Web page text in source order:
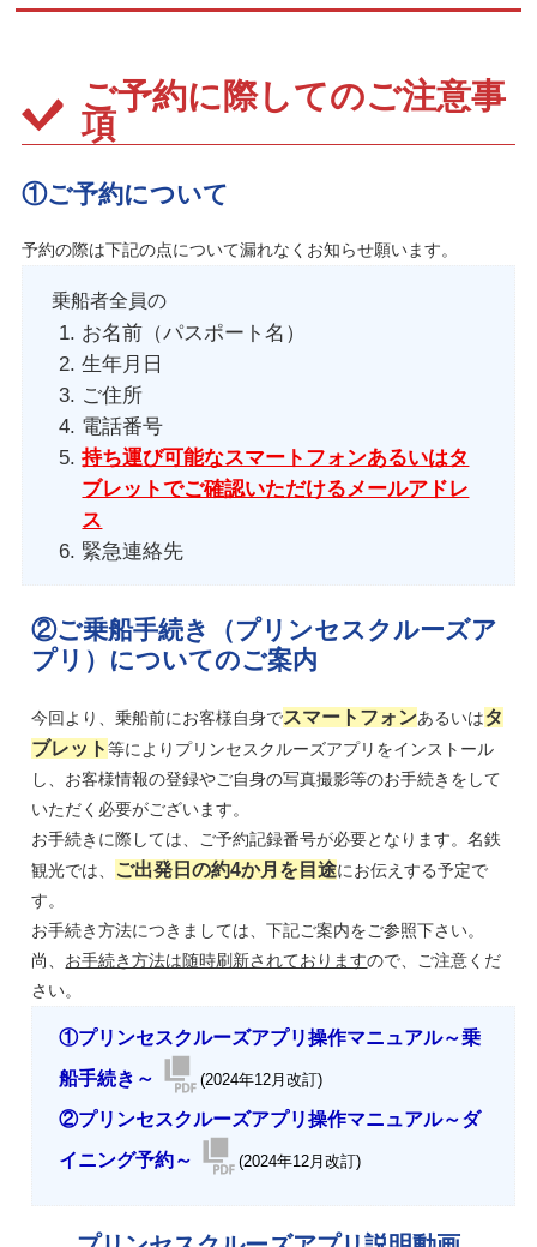
ご予約に際してのご注意事
項
①ご予約について
予約の際は下記の点について漏れなくお知らせ願います。
乗船者全員の
お名前（パスポート名）
生年月日
ご住所
電話番号
持ち運び可能なスマートフォンあるいはタ
ブレットでご確認いただけるメールアドレ
ス
緊急連絡先
②ご乗船手続き（プリンセスクルーズア
プリ）についてのご案内
今回より、乗船前にお客様自身でスマートフォンあるいはタ
ブレット等によりプリンセスクルーズアプリをインストール
し、お客様情報の登録やご自身の写真撮影等のお手続きをして
いただく必要がございます。
お手続きに際しては、ご予約記録番号が必要となります。名鉄
観光では、 ご出発日の約4か月を目途にお伝えする予定で
す。
お手続き方法につきましては、下記ご案内をご参照下さい。
尚、 お手続き方法は随時刷新されておりますので、ご注意くだ
さい。
①プリンセスクルーズアプリ操作マニュアル～乗
船手続き～
(2024年12月改訂)
②プリンセスクルーズアプリ操作マニュアル～ダ
イニング予約～
(2024年12月改訂)